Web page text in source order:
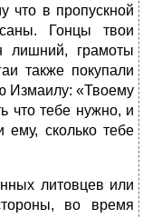
что в пропускной
Гонцы твои
лишний, грамоты
также покупали
Измаилу: «Твоему
что тебе нужно, и
ему, сколько тебе
литовцев или
во время